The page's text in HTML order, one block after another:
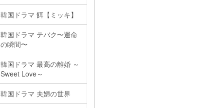
韓国ドラマ 餌【ミッキ】
韓国ドラマ テバク〜運命
の瞬間〜
韓国ドラマ 最高の離婚 ～
Sweet Love～
韓国ドラマ 夫婦の世界